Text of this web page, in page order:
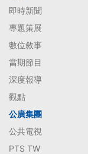
即時新聞
專題策展
數位敘事
當期節目
深度報導
觀點
公廣集團
公共電視
PTS TW